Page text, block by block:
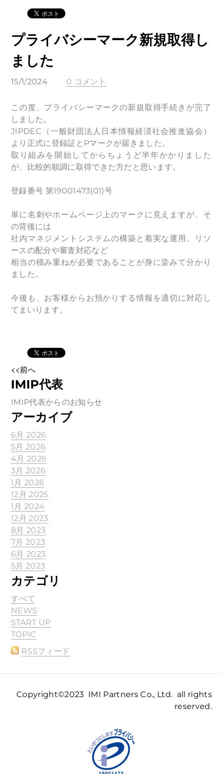
プライバシーマーク新規取得し
ました
15/1/2024 0 コメント
この度、プライバシーマークの新規取得手続きが完了
しました。
JIPDEC（一般財団法人日本情報経済社会推進協会）
より正式に登録証とPマークが届きました。
取り組みを開始してからちょうど半年かかりました
が、比較的順調に取得できた方だと思います。
登録番号 第19001473(01)号
単に名刺やホームページ上のマークに見えますが、そ
の背後には
社内マネジメントシステムの構築と着実な運用、リソ
ースの配分や審査対応など
相当の積み重ねが必要であることが身に染みて分かり
ました。
今後も、お客様からお預かりする情報を適切に対応し
てまいります。
<<前へ
IMIP代表
IMIP代表からのお知らせ
アーカイブ
6月 2026
5月 2026
4月 2026
3月 2026
1月 2026
12月 2025
1月 2024
12月 2023
8月 2023
7月 2023
6月 2023
5月 2023
カテゴリ
すべて
NEWS
START UP
TOPIC
RSSフィード
Copyright©2023 IMI Partners Co., Ltd. all rights
reserved.